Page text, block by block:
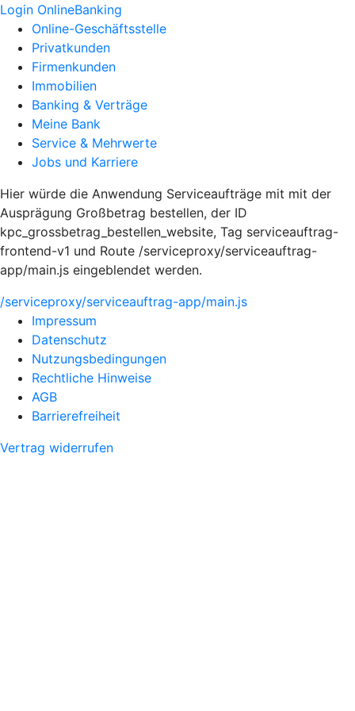
Login OnlineBanking
Online-Geschäftsstelle
Privatkunden
Firmenkunden
Immobilien
Banking & Verträge
Meine Bank
Service & Mehrwerte
Jobs und Karriere
Hier würde die Anwendung Serviceaufträge mit mit der
Ausprägung Großbetrag bestellen, der ID
kpc_grossbetrag_bestellen_website, Tag serviceauftrag-
frontend-v1 und Route /serviceproxy/serviceauftrag-
app/main.js eingeblendet werden.
/serviceproxy/serviceauftrag-app/main.js
Impressum
Datenschutz
Nutzungsbedingungen
Rechtliche Hinweise
AGB
Barrierefreiheit
Vertrag widerrufen